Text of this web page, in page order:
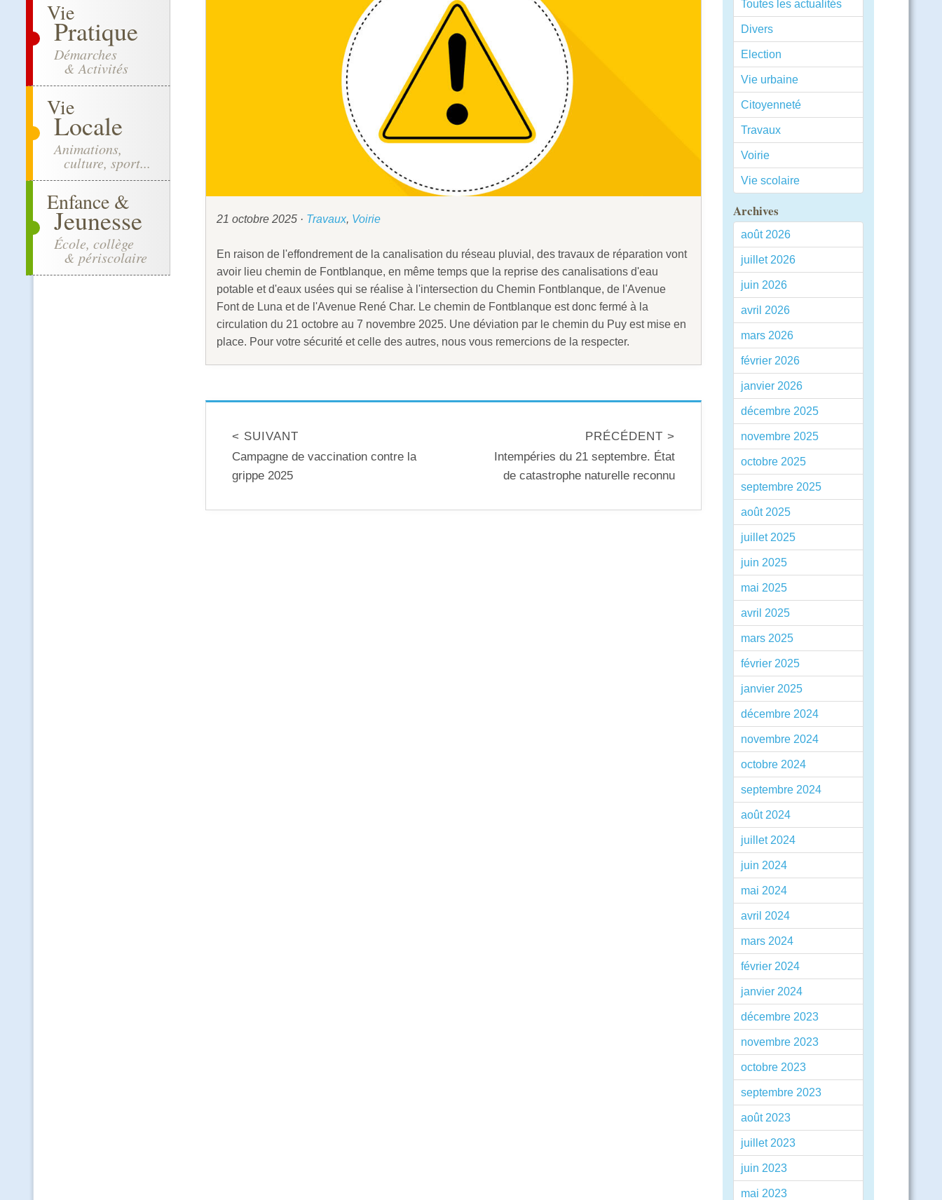
Vie
Pratique
Démarches
& Activités
Vie
Locale
Animations,
culture, sport...
Enfance &
Jeunesse
École, collège
& périscolaire
21 octobre 2025 · Travaux, Voirie
En raison de l'effondrement de la canalisation du réseau pluvial, des travaux de réparation vont
avoir lieu chemin de Fontblanque, en même temps que la reprise des canalisations d'eau
potable et d'eaux usées qui se réalise à l'intersection du Chemin Fontblanque, de l'Avenue
Font de Luna et de l'Avenue René Char. Le chemin de Fontblanque est donc fermé à la
circulation du 21 octobre au 7 novembre 2025. Une déviation par le chemin du Puy est mise en
place. Pour votre sécurité et celle des autres, nous vous remercions de la respecter.
< SUIVANT
Campagne de vaccination contre la
grippe 2025
PRÉCÉDENT >
Intempéries du 21 septembre. État
de catastrophe naturelle reconnu
Toutes les actualités
Divers
Election
Vie urbaine
Citoyenneté
Travaux
Voirie
Vie scolaire
Archives
août 2026
juillet 2026
juin 2026
avril 2026
mars 2026
février 2026
janvier 2026
décembre 2025
novembre 2025
octobre 2025
septembre 2025
août 2025
juillet 2025
juin 2025
mai 2025
avril 2025
mars 2025
février 2025
janvier 2025
décembre 2024
novembre 2024
octobre 2024
septembre 2024
août 2024
juillet 2024
juin 2024
mai 2024
avril 2024
mars 2024
février 2024
janvier 2024
décembre 2023
novembre 2023
octobre 2023
septembre 2023
août 2023
juillet 2023
juin 2023
mai 2023